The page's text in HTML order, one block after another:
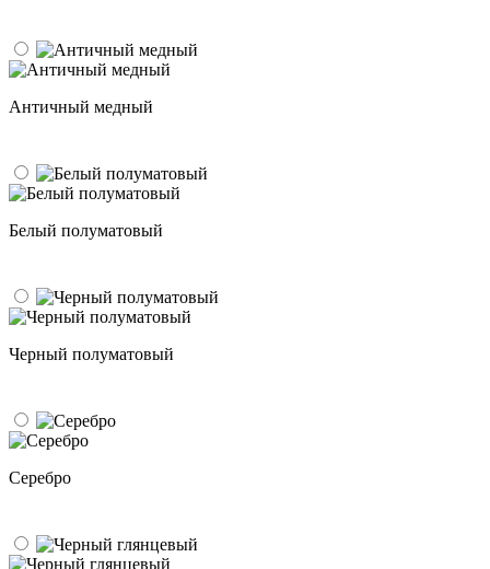
Античный медный
Белый полуматовый
Черный полуматовый
Серебро